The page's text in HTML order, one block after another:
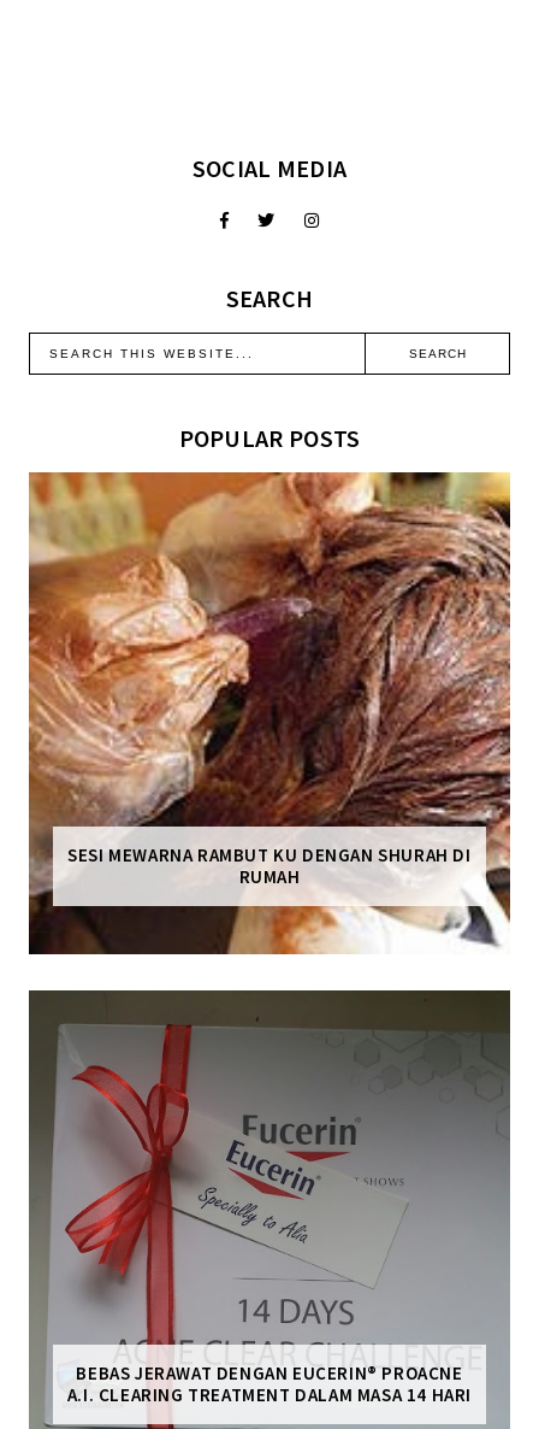
SOCIAL MEDIA
SEARCH
POPULAR POSTS
SESI MEWARNA RAMBUT KU DENGAN SHURAH DI
RUMAH
BEBAS JERAWAT DENGAN EUCERIN® PROACNE
A.I. CLEARING TREATMENT DALAM MASA 14 HARI